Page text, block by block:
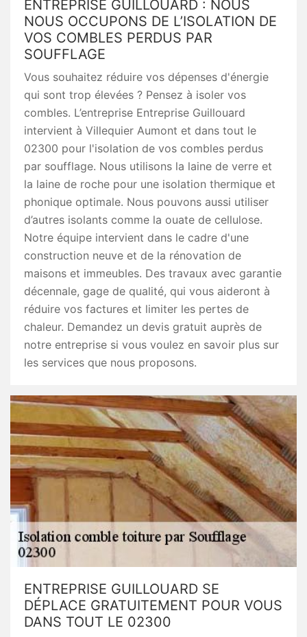
ENTREPRISE GUILLOUARD : NOUS
NOUS OCCUPONS DE L’ISOLATION DE
VOS COMBLES PERDUS PAR
SOUFFLAGE
Vous souhaitez réduire vos dépenses d'énergie
qui sont trop élevées ? Pensez à isoler vos
combles. L’entreprise Entreprise Guillouard
intervient à Villequier Aumont et dans tout le
02300 pour l'isolation de vos combles perdus
par soufflage. Nous utilisons la laine de verre et
la laine de roche pour une isolation thermique et
phonique optimale. Nous pouvons aussi utiliser
d’autres isolants comme la ouate de cellulose.
Notre équipe intervient dans le cadre d'une
construction neuve et de la rénovation de
maisons et immeubles. Des travaux avec garantie
décennale, gage de qualité, qui vous aideront à
réduire vos factures et limiter les pertes de
chaleur. Demandez un devis gratuit auprès de
notre entreprise si vous voulez en savoir plus sur
les services que nous proposons.
ENTREPRISE GUILLOUARD SE
DÉPLACE GRATUITEMENT POUR VOUS
DANS TOUT LE 02300